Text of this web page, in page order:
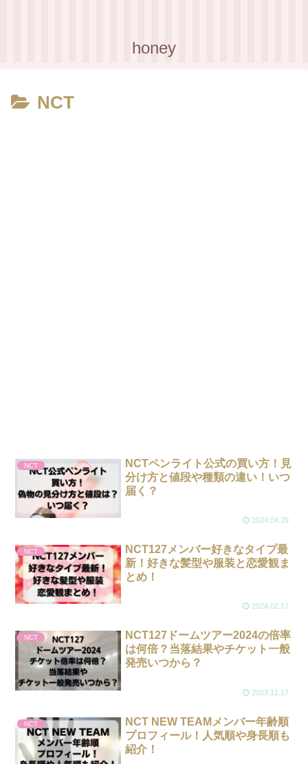
honey
NCT
NCT
NCTペンライト公式の買い方！見
分け方と値段や種類の違い！いつ
届く？
2024.04.29
NCT
NCT127メンバー好きなタイプ最
新！好きな髪型や服装と恋愛観ま
とめ！
2024.02.17
NCT
NCT127ドームツアー2024の倍率
は何倍？当落結果やチケット一般
発売いつから？
2023.11.17
NCT
NCT NEW TEAMメンバー年齢順
プロフィール！人気順や身長順も
紹介！